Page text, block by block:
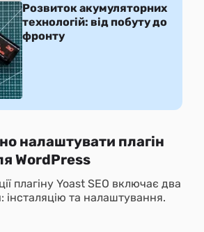
Розвиток акумуляторних
технологій: від побуту до
фронту
налаштувати плагін
WordPress
плагіну Yoast SEO включає два
інсталяцію та налаштування.